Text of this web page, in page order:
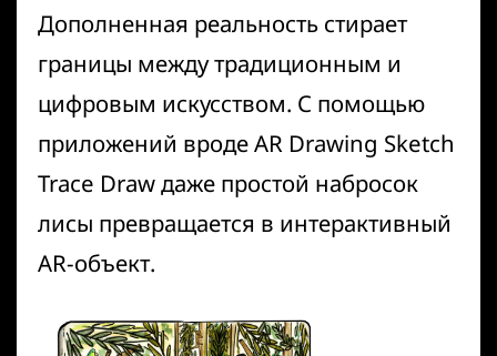
Дополненная реальность стирает
границы между традиционным и
цифровым искусством. С помощью
приложений вродеAR Drawing Sketch
Trace Drawдаже простой набросок
лисы превращается в интерактивный
AR-объект.